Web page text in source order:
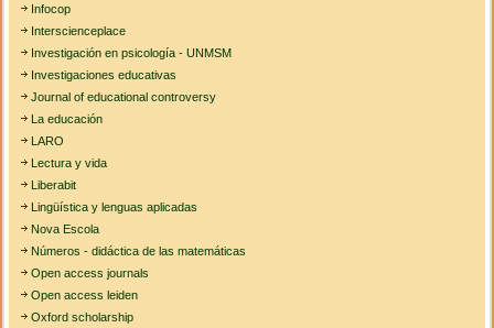
Infocop
Interscienceplace
Investigación en psicología - UNMSM
Investigaciones educativas
Journal of educational controversy
La educación
LARO
Lectura y vida
Liberabit
Lingüística y lenguas aplicadas
Nova Escola
Números - didáctica de las matemáticas
Open access journals
Open access leiden
Oxford scholarship